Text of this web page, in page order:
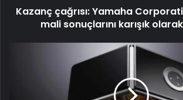
Kazanç çağrısı: Yamaha
mali sonuçlarını karışık